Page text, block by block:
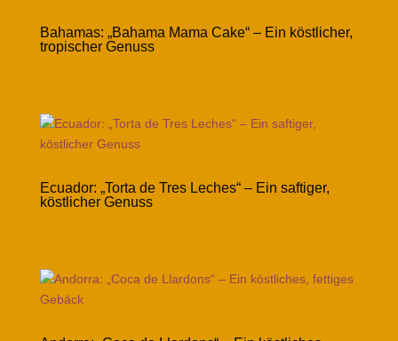
Bahamas: „Bahama Mama Cake“ – Ein köstlicher,
tropischer Genuss
Ecuador: „Torta de Tres Leches“ – Ein saftiger,
köstlicher Genuss